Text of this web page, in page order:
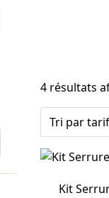
4 résultats
Kit